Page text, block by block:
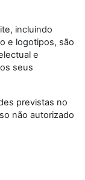
incluindo
e logotipos, são
e
seus
previstas no
não autorizado